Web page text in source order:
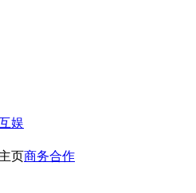
娱
页商务合作